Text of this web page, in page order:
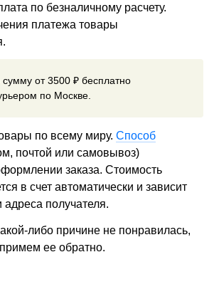
по безналичному расчету.
платежа товары
сумму от 3500 ₽ бесплатно
по Москве.
по всему миру. Способ
почтой или самовывоз)
заказа. Стоимость
в счет автоматически и зависит
получателя.
либо причине не понравилась,
ее обратно.